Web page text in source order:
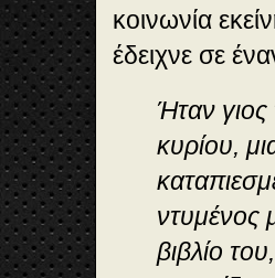
κοινωνία
έδειχνε σε
Ήταν
κυρίου,
ντυμένος
βιβλίο